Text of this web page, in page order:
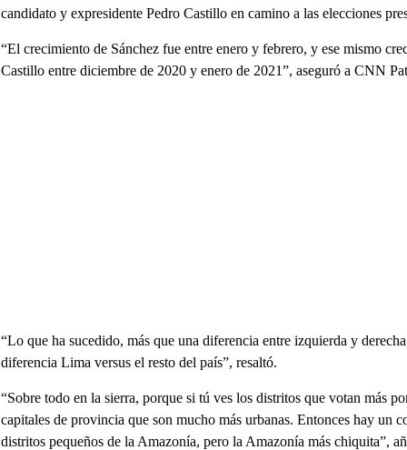
candidato y expresidente Pedro Castillo en camino a las elecciones
“El crecimiento de Sánchez fue entre enero y febrero, y ese mismo
Castillo entre diciembre de 2020 y enero de 2021”, aseguró a CNN
“Lo que ha sucedido, más que una diferencia entre izquierda y
diferencia Lima versus el resto del país”, resaltó.
“Sobre todo en la sierra, porque si tú ves los distritos que votan más
capitales de provincia que son mucho más urbanas. Entonces hay un
distritos pequeños de la Amazonía, pero la Amazonía más chiquita”,